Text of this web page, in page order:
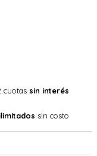
cuotas sin interés
sin costo